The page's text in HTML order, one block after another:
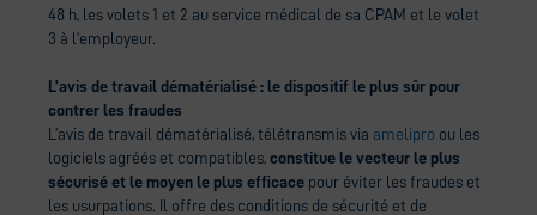
48 h, les volets 1 et 2 au service médical de sa CPAM et le volet
3 à l’employeur.
L’avis de travail dématérialisé : le dispositif le plus sûr pour
contrer les fraudes
L’avis de travail dématérialisé, télétransmis via amelipro ou les
logiciels agréés et compatibles, constitue le vecteur le plus
sécurisé et le moyen le plus efficace pour éviter les fraudes et
les usurpations. Il offre des conditions de sécurité et de